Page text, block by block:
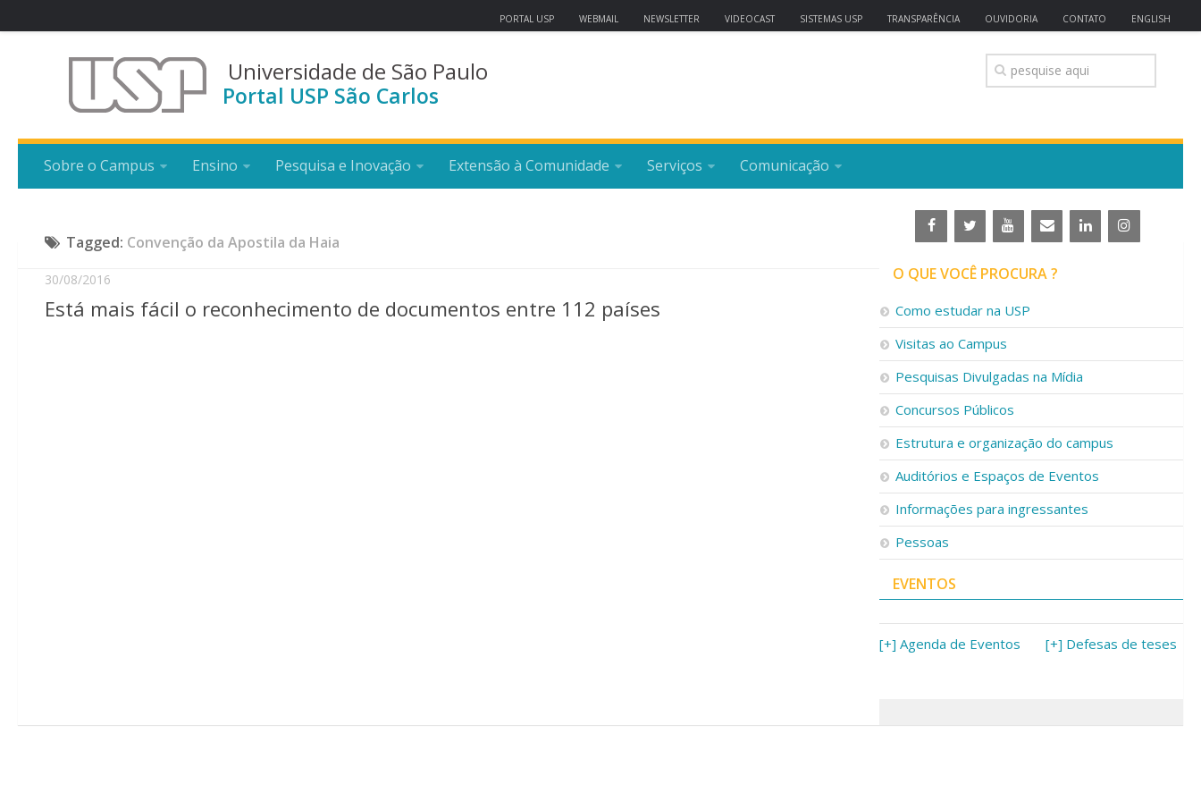
PORTAL USP WEBMAIL NEWSLETTER VIDEOCAST SISTEMAS USP TRANSPARÊNCIA OUVIDORIA CONTATO ENGLISH
Universidade de São Paulo
Portal USP São Carlos
Sobre o Campus Ensino Pesquisa e Inovação Extensão à Comunidade Serviços Comunicação
Tagged: Convenção da Apostila da Haia
30/08/2016
Está mais fácil o reconhecimento de documentos entre 112 países
O QUE VOCÊ PROCURA ?
Como estudar na USP
Visitas ao Campus
Pesquisas Divulgadas na Mídia
Concursos Públicos
Estrutura e organização do campus
Auditórios e Espaços de Eventos
Informações para ingressantes
Pessoas
EVENTOS
[+] Agenda de Eventos [+] Defesas de teses